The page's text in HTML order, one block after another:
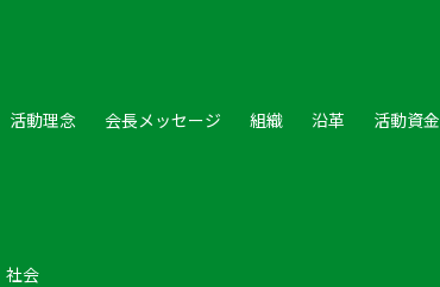
活動理念 会長メッセージ 組織 沿革 活動資金
社会